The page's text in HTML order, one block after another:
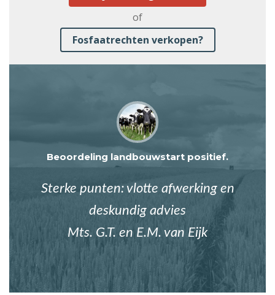
of
Fosfaatrechten verkopen?
Beoordeling landbouwstart positief.
Sterke punten: vlotte afwerking en
deskundig advies
Mts. G.T. en E.M. van Eijk